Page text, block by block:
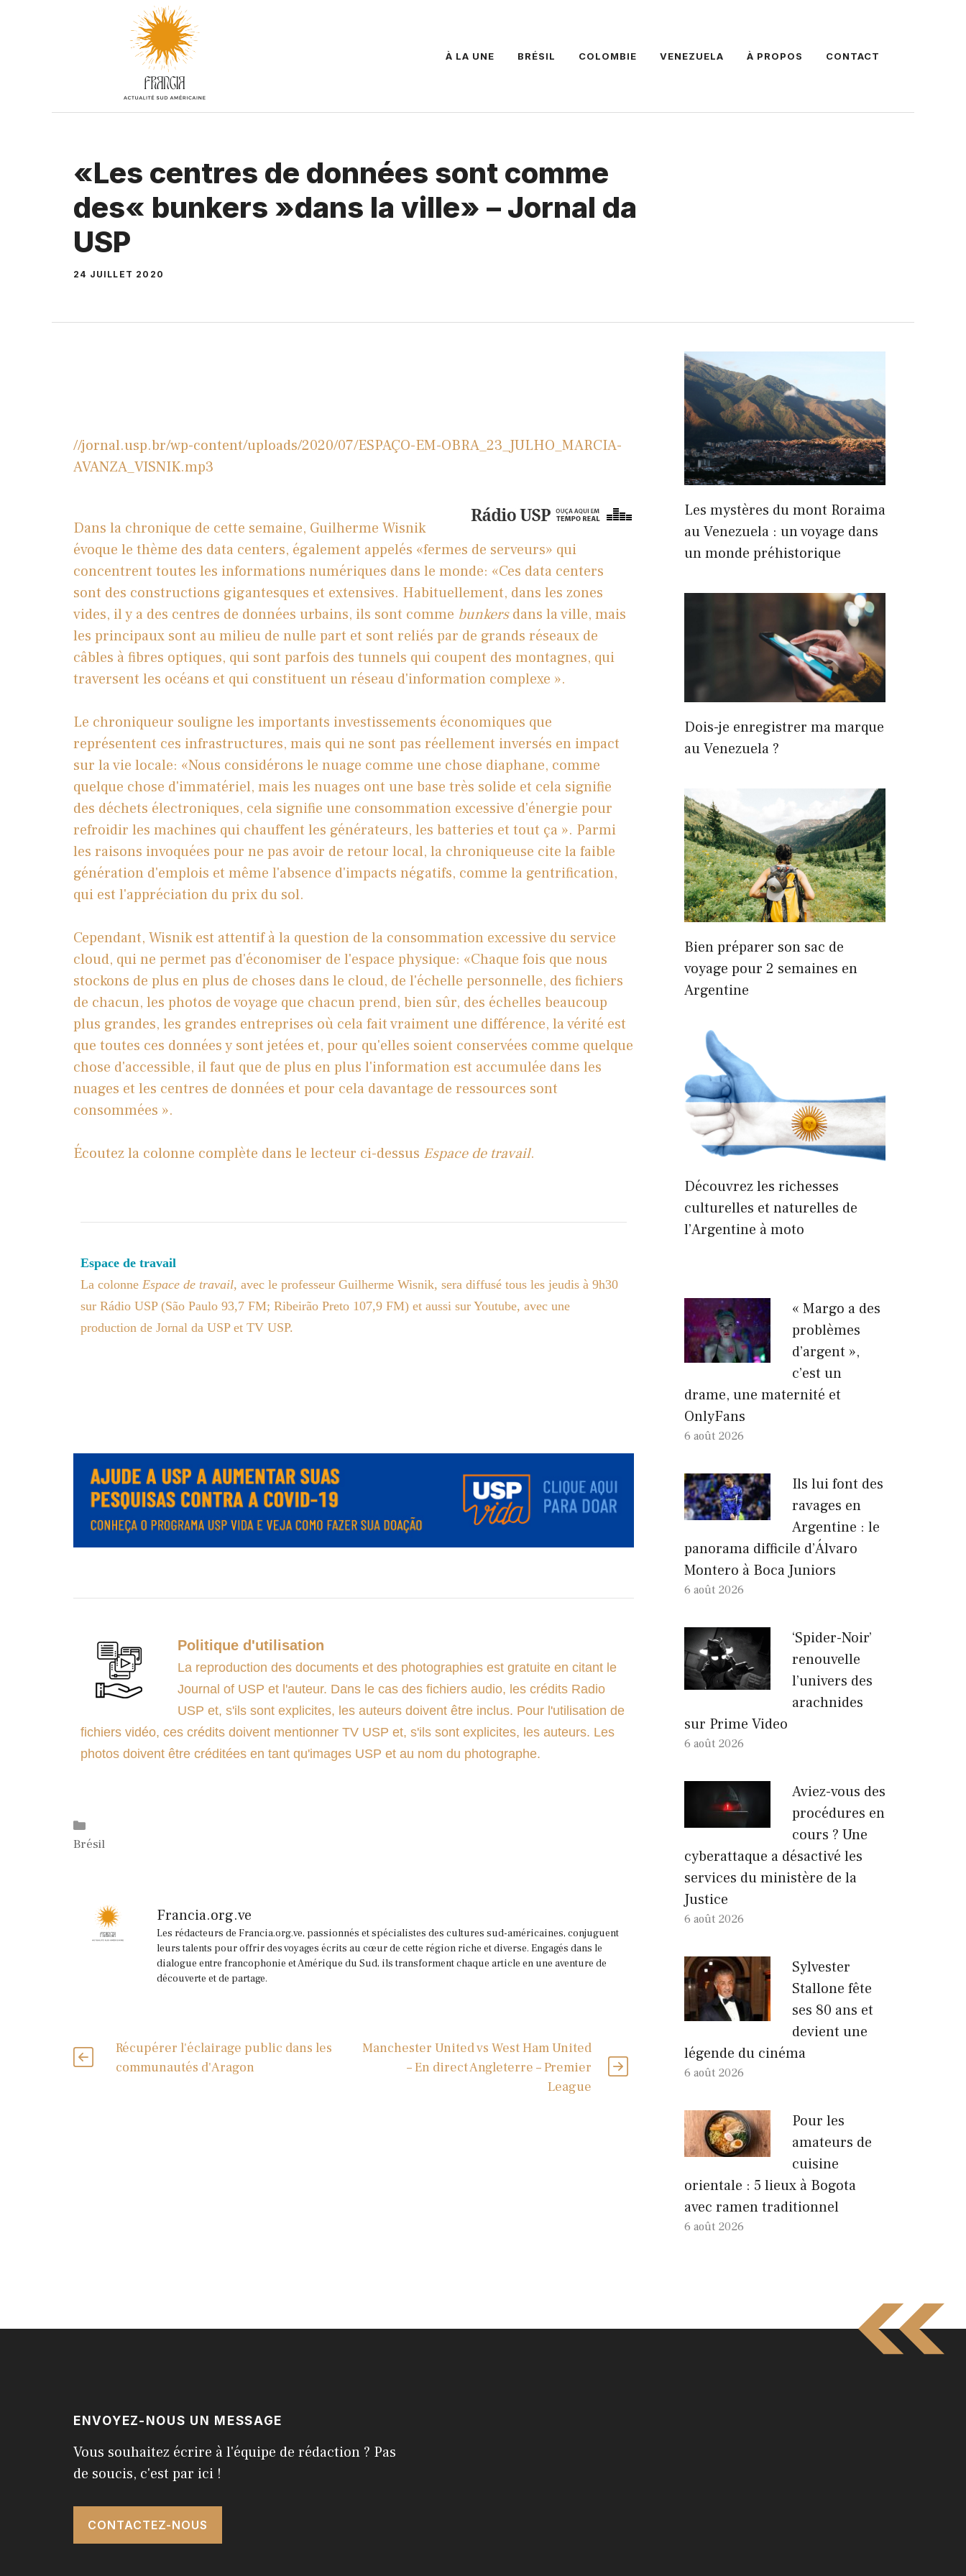
À LA UNE BRÉSIL COLOMBIE VENEZUELA À PROPOS CONTACT
«Les centres de données sont comme
des« bunkers »dans la ville» – Jornal da
USP
24 JUILLET 2020
//jornal.usp.br/wp-content/uploads/2020/07/ESPAÇO-EM-OBRA_23_JULHO_MARCIA-
AVANZA_VISNIK.mp3
Dans la chronique de cette semaine, Guilherme Wisnik
évoque le thème des data centers, également appelés «fermes de serveurs» qui
concentrent toutes les informations numériques dans le monde: «Ces data centers
sont des constructions gigantesques et extensives. Habituellement, dans les zones
vides, il y a des centres de données urbains, ils sont comme bunkersdans la ville, mais
les principaux sont au milieu de nulle part et sont reliés par de grands réseaux de
câbles à fibres optiques, qui sont parfois des tunnels qui coupent des montagnes, qui
traversent les océans et qui constituent un réseau d'information complexe ».
Le chroniqueur souligne les importants investissements économiques que
représentent ces infrastructures, mais qui ne sont pas réellement inversés en impact
sur la vie locale: «Nous considérons le nuage comme une chose diaphane, comme
quelque chose d'immatériel, mais les nuages ​​ont une base très solide et cela signifie
des déchets électroniques, cela signifie une consommation excessive d'énergie pour
refroidir les machines qui chauffent les générateurs, les batteries et tout ça ». Parmi
les raisons invoquées pour ne pas avoir de retour local, la chroniqueuse cite la faible
génération d'emplois et même l'absence d'impacts négatifs, comme la gentrification,
qui est l'appréciation du prix du sol.
Cependant, Wisnik est attentif à la question de la consommation excessive du service
cloud, qui ne permet pas d'économiser de l'espace physique: «Chaque fois que nous
stockons de plus en plus de choses dans le cloud, de l'échelle personnelle, des fichiers
de chacun, les photos de voyage que chacun prend, bien sûr, des échelles beaucoup
plus grandes, les grandes entreprises où cela fait vraiment une différence, la vérité est
que toutes ces données y sont jetées et, pour qu'elles soient conservées comme quelque
chose d'accessible, il faut que de plus en plus l'information est accumulée dans les
nuages ​​et les centres de données et pour cela davantage de ressources sont
consommées ».
Écoutez la colonne complète dans le lecteur ci-dessus Espace de travail.
Espace de travail
La colonne Espace de travail, avec le professeur Guilherme Wisnik, sera diffusé tous les jeudis à 9h30
sur Rádio USP (São Paulo 93,7 FM; Ribeirão Preto 107,9 FM) et aussi sur Youtube, avec une
production de Jornal da USP et TV USP.
Politique d'utilisation
La reproduction des documents et des photographies est gratuite en citant le
Journal of USP et l'auteur. Dans le cas des fichiers audio, les crédits Radio
USP et, s'ils sont explicites, les auteurs doivent être inclus. Pour l'utilisation de
fichiers vidéo, ces crédits doivent mentionner TV USP et, s'ils sont explicites, les auteurs. Les
photos doivent être créditées en tant qu'images USP et au nom du photographe.
Brésil
Francia.org.ve
Les rédacteurs de Francia.org.ve, passionnés et spécialistes des cultures sud-américaines, conjuguent
leurs talents pour offrir des voyages écrits au cœur de cette région riche et diverse. Engagés dans le
dialogue entre francophonie et Amérique du Sud, ils transforment chaque article en une aventure de
découverte et de partage.
Récupérer l'éclairage public dans les
communautés d'Aragon
Manchester United vs West Ham United
– En direct Angleterre – Premier
League
Les mystères du mont Roraima
au Venezuela : un voyage dans
un monde préhistorique
Dois-je enregistrer ma marque
au Venezuela ?
Bien préparer son sac de
voyage pour 2 semaines en
Argentine
Découvrez les richesses
culturelles et naturelles de
l’Argentine à moto
« Margo a des
problèmes
d’argent »,
c’est un
drame, une maternité et
OnlyFans
6 août 2026
Ils lui font des
ravages en
Argentine : le
panorama difficile d’Álvaro
Montero à Boca Juniors
6 août 2026
‘Spider-Noir’
renouvelle
l’univers des
arachnides
sur Prime Video
6 août 2026
Aviez-vous des
procédures en
cours ? Une
cyberattaque a désactivé les
services du ministère de la
Justice
6 août 2026
Sylvester
Stallone fête
ses 80 ans et
devient une
légende du cinéma
6 août 2026
Pour les
amateurs de
cuisine
orientale : 5 lieux à Bogota
avec ramen traditionnel
6 août 2026
ENVOYEZ-NOUS UN MESSAGE
Vous souhaitez écrire à l'équipe de rédaction ? Pas
de soucis, c'est par ici !
CONTACTEZ-NOUS